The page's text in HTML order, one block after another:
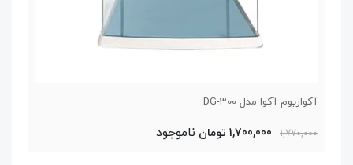
آکواریوم آکوا مدل DG-300
1,770,000 1,700,000 تومان ناموجود